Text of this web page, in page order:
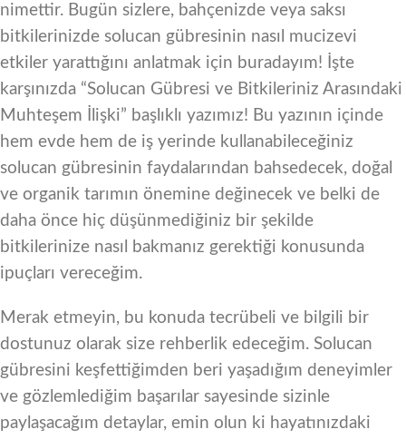
nimettir. Bugün sizlere, bahçenizde veya saksı
bitkilerinizde solucan gübresinin nasıl mucizevi
etkiler yarattığını anlatmak için buradayım! İşte
karşınızda “Solucan Gübresi ve Bitkileriniz Arasındaki
Muhteşem İlişki” başlıklı yazımız! Bu yazının içinde
hem evde hem de iş yerinde kullanabileceğiniz
solucan gübresinin faydalarından bahsedecek, doğal
ve organik tarımın önemine değinecek ve belki de
daha önce hiç düşünmediğiniz bir şekilde
bitkilerinize nasıl bakmanız gerektiği konusunda
ipuçları vereceğim.
Merak etmeyin, bu konuda tecrübeli ve bilgili bir
dostunuz olarak size rehberlik edeceğim. Solucan
gübresini keşfettiğimden beri yaşadığım deneyimler
ve gözlemlediğim başarılar sayesinde sizinle
paylaşacağım detaylar, emin olun ki hayatınızdaki